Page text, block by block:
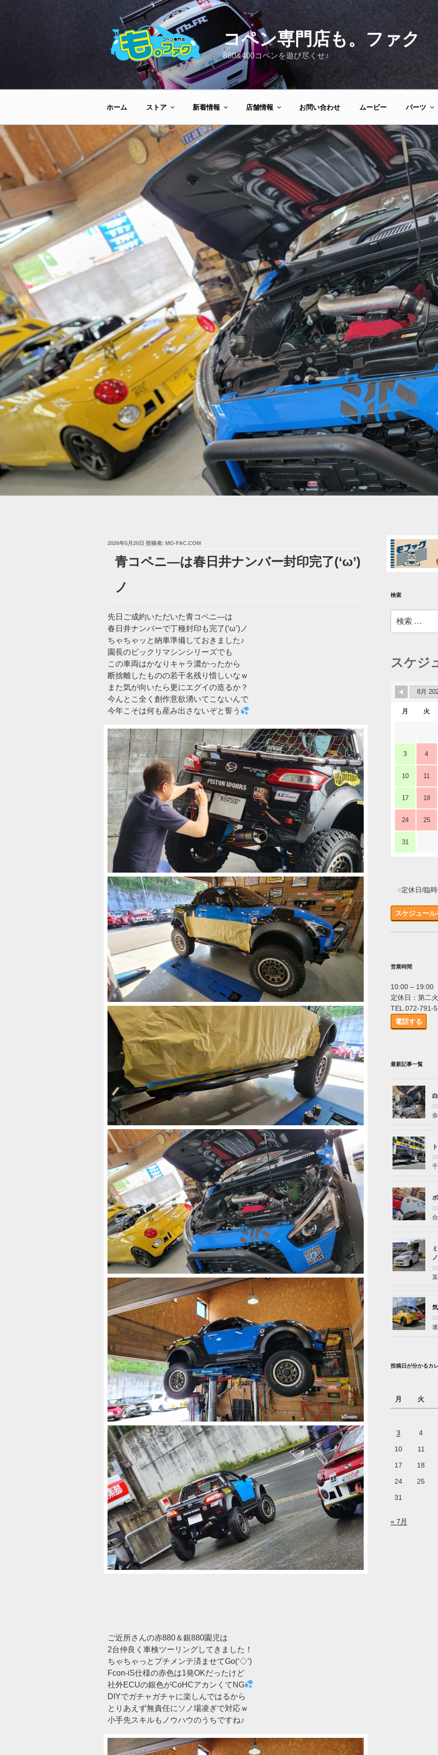
キ
コペン専門店も。ファク
880&400コペンを遊び尽くせ♪
ホーム ストア 新着情報 店舗情報 お問い合わせ ムービー パーツ
投
2026年5月20日 投稿者: MO-FAC.COM
青コペニ―は春日井ナンバー封印完了(‘ω’)
ノ
先日ご成約いただいた青コペニ―は
春日井ナンバーで丁種封印も完了(‘ω’)ノ
ちゃちゃッと納車準備しておきました♪
園長のビックリマシンシリーズでも
この車両はかなりキャラ濃かったから
断捨離したものの若干名残り惜しいなｗ
また気が向いたら更にエグイの造るか？
今んとこ全く創作意欲湧いてこないんで
今年こそは何も産み出さないぞと誓う
ご近所さんの赤880＆銀880園児は
2台仲良く車検ツーリングしてきました！
ちゃちゃっとプチメンテ済ませてGo(‘◇’)ゞ
Fcon-iS仕様の赤色は1発OKだったけど
社外ECUの銀色がCoHCアカンくてNG
DIYでガチャガチャに楽しんではるから
とりあえず無責任にソノ場凌ぎで対応ｗ
小手先スキルもノウハウのうちですね♪
検索
索:
スケジ
月 火
3 4
10 11
17 18
24 25
31
■定休日/臨
スケジュール
営業時間
10:00 – 19:00
定休日：第二
TEL.072-791-
電話する
最新記事一覧
ノ
投稿日が分かるカ
月 火
3 4
10 11
17 18
24 25
31
« 7月